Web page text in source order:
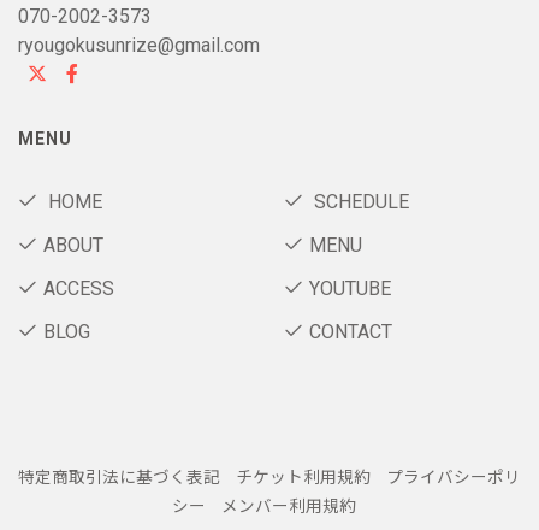
070-2002-3573
ryougokusunrize@gmail.com
MENU
HOME
SCHEDULE
ABOUT
MENU
ACCESS
YOUTUBE
BLOG
CONTACT
特定商取引法に基づく表記 チケット利用規約
プライバシーポリ
シー
メンバー利用規約